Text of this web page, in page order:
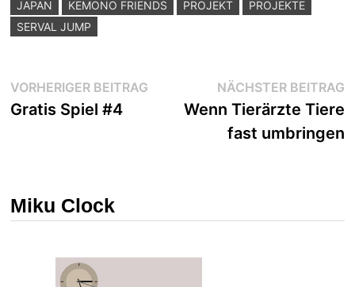
JAPAN KEMONO FRIENDS PROJEKT
PROJEKTE
SERVAL JUMP
Beitragsnavigation
VORHERIGER BEITRAGVorheriger
Beitrag:
Gratis Spiel #4
NÄCHSTER BEITRAG
Wenn Tierärzte Tiere
fast umbringen
Miku Clock